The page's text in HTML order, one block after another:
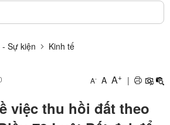
Sự kiện Kinh tế
A- A A+ |
việc thu hồi đất theo